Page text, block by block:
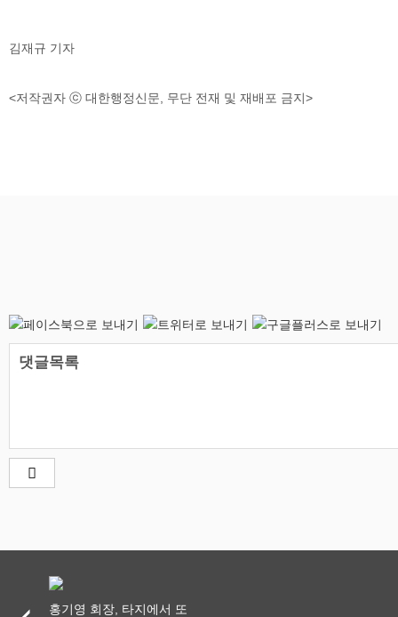
김재규 기자
<저작권자 ⓒ 대한행정신문, 무단 전재 및 재배포 금지>
댓글목록
홍기영 회장, 타지에서 또